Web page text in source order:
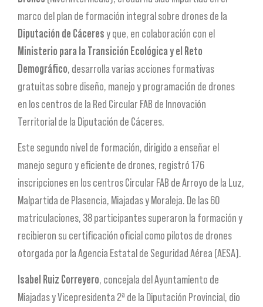
marco del plan de formación integral sobre drones de la
Diputación de Cáceresy que, en colaboración con el
Ministerio para la Transición Ecológica y el Reto
Demográfico, desarrolla varias acciones formativas
gratuitas sobre diseño, manejo y programación de drones
en los centros de la Red Circular FAB de Innovación
Territorial de la Diputación de Cáceres.
Este segundo nivel de formación, dirigido a enseñar el
manejo seguro y eficiente de drones, registró 176
inscripciones en los centros Circular FAB de Arroyo de la Luz,
Malpartida de Plasencia, Miajadas y Moraleja. De las 60
matriculaciones, 38 participantes superaron la formación y
recibieron su certificación oficial como pilotos de drones
otorgada por la Agencia Estatal de Seguridad Aérea (AESA).
Isabel Ruiz Correyero, concejala del Ayuntamiento de
Miajadas y Vicepresidenta 2ª de la Diputación Provincial, dio